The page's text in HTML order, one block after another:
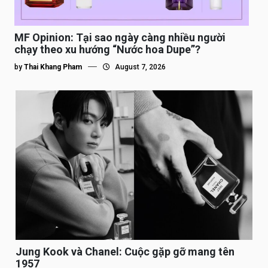
MF Opinion: Tại sao ngày càng nhiều người
chạy theo xu hướng “Nước hoa Dupe”?
by Thai Khang Pham August 7, 2026
Jung Kook và Chanel: Cuộc gặp gỡ mang tên
1957